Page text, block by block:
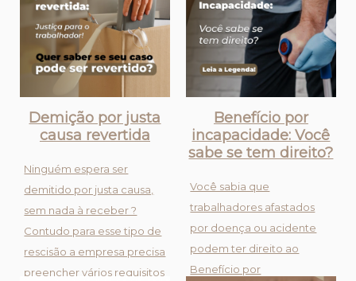
Perfil Profissiográfico
Previdenciário (PPP) afasta,
em regra, o
reconhecimento do
tempo especial para...
e muito mais. Já atuamos
ao lado de sindicatos para
conquistar v...
Demição por justa
causa revertida
Ninguém espera ser
demitido por justa causa,
sem nada à receber ?
Contudo para esse tipo de
rescisão a empresa precisa
preencher vários requisitos
Benefício por
incapacidade: Você
sabe se tem direito?
Você sabia que
trabalhadores afastados
por doença ou acidente
podem ter direito ao
Benefício por